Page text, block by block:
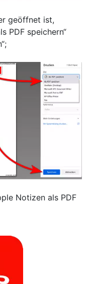
geöffnet ist,
PDF speichern“
Notizen als PDF